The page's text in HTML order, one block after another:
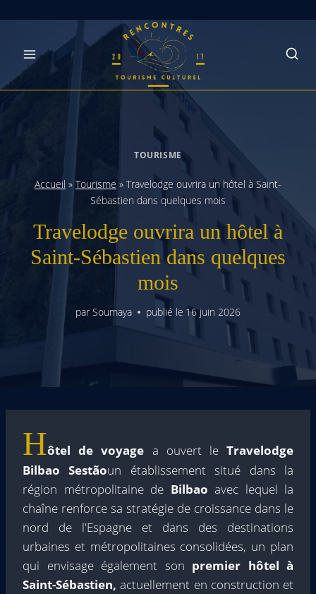
content
TOURISME
Accueil » Tourisme » Travelodge ouvrira un hôtel à Saint-
Sébastien dans quelques mois
Travelodge ouvrira un hôtel à
Saint-Sébastien dans quelques
mois
par Soumaya publié le 16 juin 2026
Hôtel de voyage a ouvert le Travelodge
Bilbao Sestãoun établissement situé dans la
région métropolitaine de Bilbao avec lequel la
chaîne renforce sa stratégie de croissance dans le
nord de l'Espagne et dans des destinations
urbaines et métropolitaines consolidées, un plan
qui envisage également son premier hôtel à
Saint-Sébastien, actuellement en construction et